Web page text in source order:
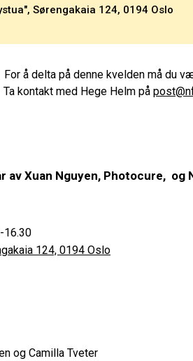
Sørengakaia 124, 0194 Oslo
For å delta på denne kvelden må du
kontakt med Hege Helm på
av Xuan Nguyen, Photocure, og
16.30
124, 0194 Oslo
og Camilla Tveter